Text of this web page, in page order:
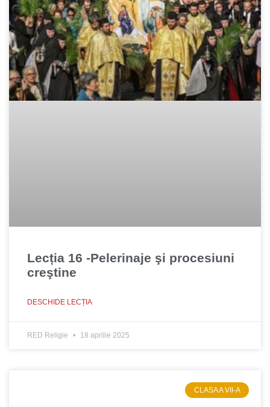
Lecția 16 -Pelerinaje şi procesiuni
creştine
DESCHIDE LECȚIA
RED Religie 18 aprilie 2025
CLASA A VII-A